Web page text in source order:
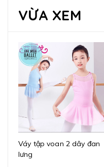
VỪA XEM
Váy tập voan 2 dây đan
lưng